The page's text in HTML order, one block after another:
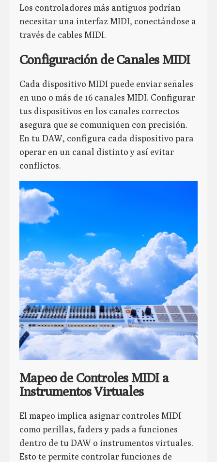
Los controladores más antiguos podrían
necesitar una interfaz MIDI, conectándose a
través de cables MIDI.
Configuración de Canales MIDI
Cada dispositivo MIDI puede enviar señales
en uno o más de 16 canales MIDI. Configurar
tus dispositivos en los canales correctos
asegura que se comuniquen con precisión.
En tu DAW, configura cada dispositivo para
operar en un canal distinto y así evitar
conflictos.
Mapeo de Controles MIDI a
Instrumentos Virtuales
El mapeo implica asignar controles MIDI
como perillas, faders y pads a funciones
dentro de tu DAW o instrumentos virtuales.
Esto te permite controlar funciones de